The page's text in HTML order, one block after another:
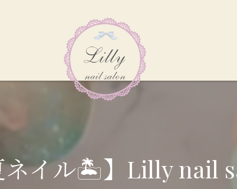
ネイル🏝️】Lilly nail